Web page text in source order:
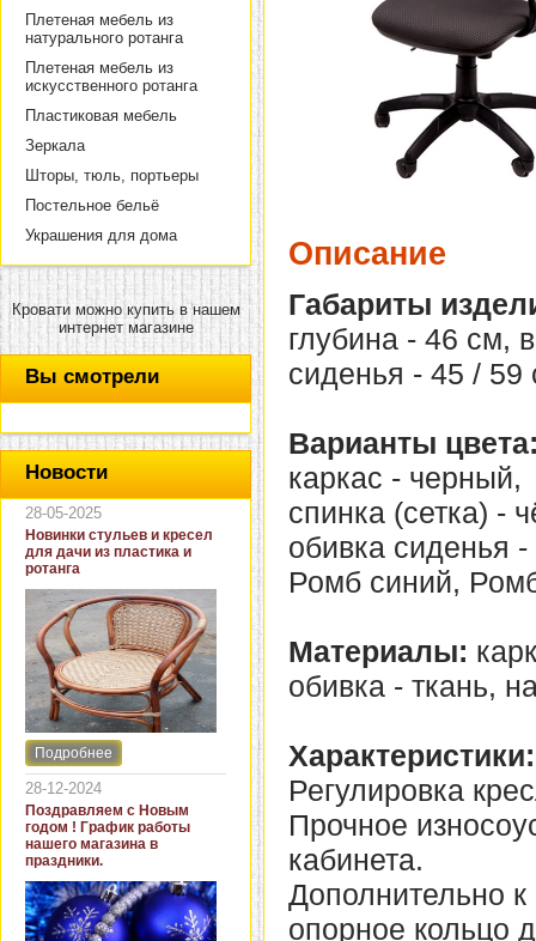
Плетеная мебель из
натурального ротанга
Плетеная мебель из
искусственного ротанга
Пластиковая мебель
Зеркала
Шторы, тюль, портьеры
Постельное бельё
Украшения для дома
Кровати можно купить в нашем
интернет магазине
Вы смотрели
Новости
28-05-2025
Новинки стульев и кресел
для дачи из пластика и
ротанга
Интернет-магазин "Кровать
и диван" представляет
новинки стульев и кресел
для дачи. В ассортименте
представлены как
бюджетные модели из
пластика для дачи, так и
кресла для загородных
домов из натурального и
искусственного ротанга.
Подробнее
28-12-2024
Поздравляем с Новым
годом ! График работы
нашего магазина в
праздники.
Описание
Габариты
глубина - 46 см,
сиденья - 45 / 59
Варианты
каркас - черный,
спинка (сетка) -
обивка сиденья
Ромб синий,
Материалы:
обивка - ткань,
Характеристики:
Регулировка
Прочное
кабинета.
Дополнительно
опорное кольцо